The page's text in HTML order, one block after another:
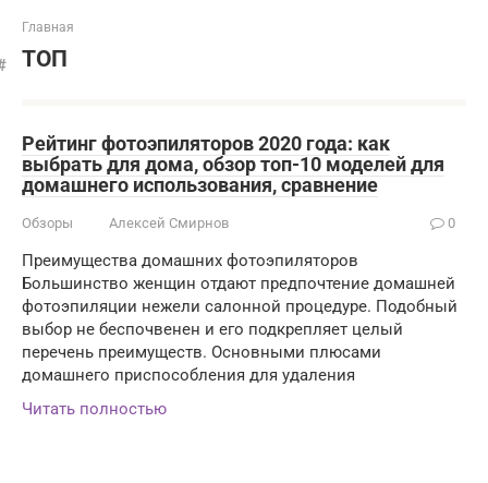
Главная
ТОП
Рейтинг фотоэпиляторов 2020 года: как
выбрать для дома, обзор топ-10 моделей для
домашнего использования, сравнение
Обзоры Алексей Смирнов 0
Преимущества домашних фотоэпиляторов
Большинство женщин отдают предпочтение домашней
фотоэпиляции нежели салонной процедуре. Подобный
выбор не беспочвенен и его подкрепляет целый
перечень преимуществ. Основными плюсами
домашнего приспособления для удаления
Читать полностью